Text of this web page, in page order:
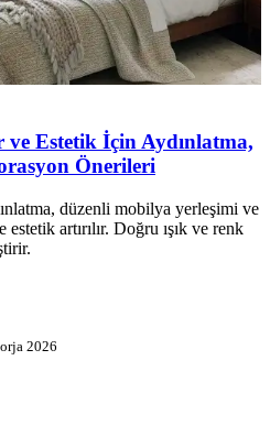
Estetik İçin Aydınlatma,
Önerileri
düzenli mobilya yerleşimi ve
artırılır. Doğru ışık ve renk
2026